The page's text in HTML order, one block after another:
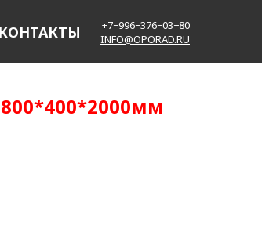
КОНТАКТЫ
+7−996−376−03−80
INFO@OPORAD.RU